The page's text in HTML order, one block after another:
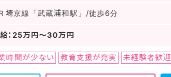
埼京線「武蔵浦和駅」/徒歩6分
：25万円～30万円
時間が少ない 教育支援が充実 未経験者歓迎